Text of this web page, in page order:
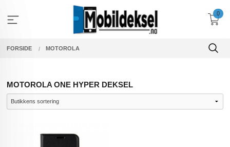
innholdet
0
FORSIDE MOTOROLA
MOTOROLA ONE HYPER DEKSEL